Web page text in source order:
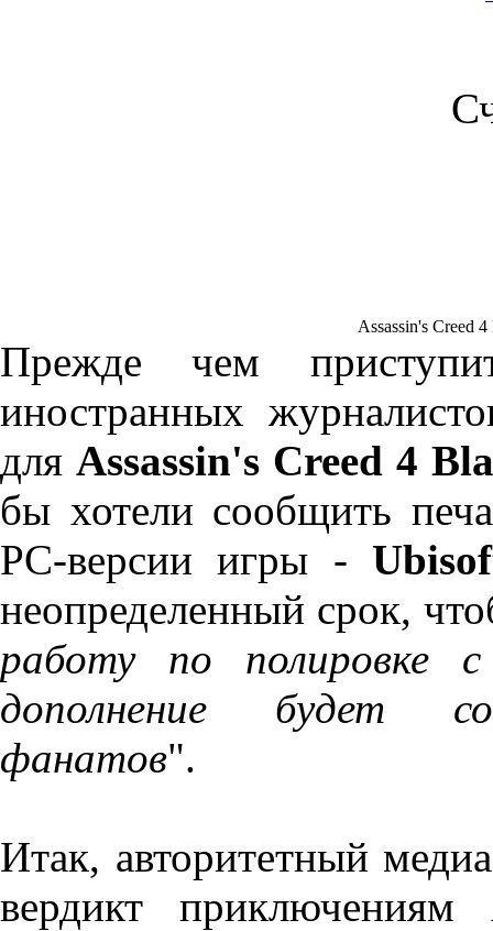
Assassin's Creed
Прежде чем
иностранных
дляAssassin's Creed 4
бы хотели сообщить
PC-версии игры -
неопределенный срок,
работу по полировке
дополнение будет
фанатов".
Итак, авторитетный
вердикт